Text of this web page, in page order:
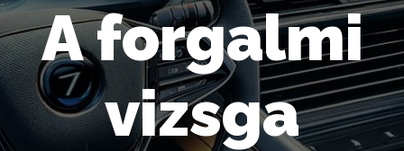
A forgalmi
vizsga